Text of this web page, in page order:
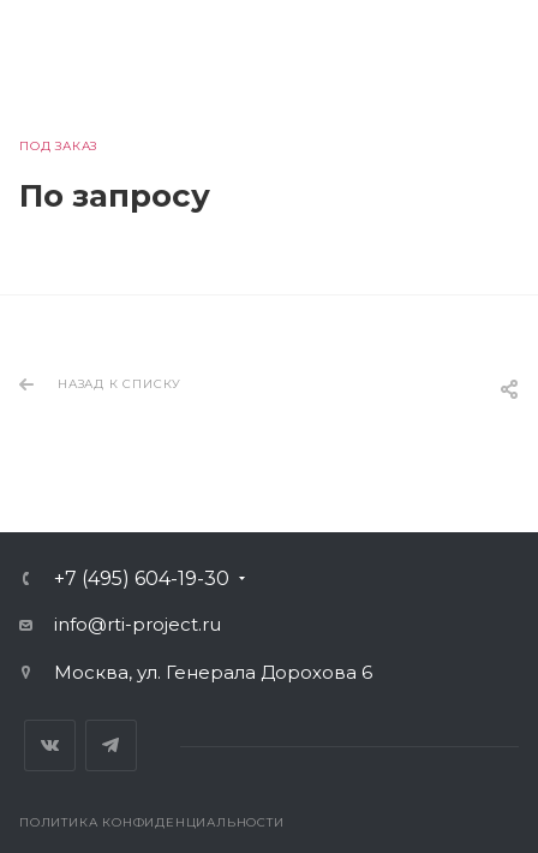
ПОД ЗАКАЗ
По запросу
НАЗАД К СПИСКУ
+7 (495) 604-19-30
info@rti-project.ru
Москва, ул. Генерала Дорохова 6
ПОЛИТИКА КОНФИДЕНЦИАЛЬНОСТИ